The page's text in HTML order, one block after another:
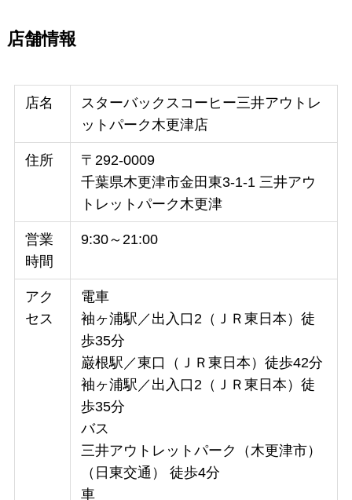
店舗情報
店名
スターバックスコーヒー三井アウトレ
ットパーク木更津店
住所
〒292-0009
千葉県木更津市金田東3-1-1 三井アウ
トレットパーク木更津
営業
時間
9:30～21:00
アク
セス
電車
袖ヶ浦駅／出入口2（ＪＲ東日本）徒
歩35分
巌根駅／東口（ＪＲ東日本）徒歩42分
袖ヶ浦駅／出入口2（ＪＲ東日本）徒
歩35分
バス
三井アウトレットパーク（木更津市）
（日東交通） 徒歩4分
車